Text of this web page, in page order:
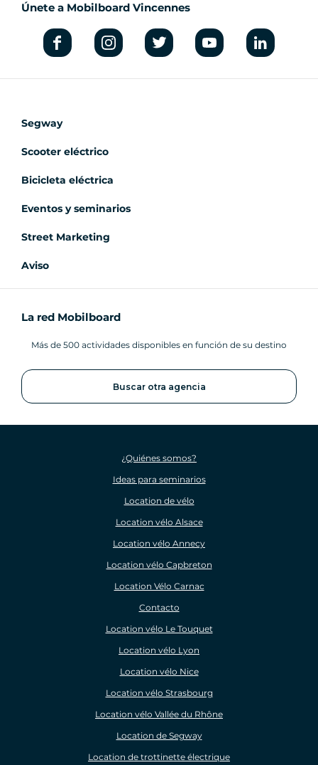
Únete a Mobilboard Vincennes
Segway
Scooter eléctrico
Bicicleta eléctrica
Eventos y seminarios
Street Marketing
Aviso
La red Mobilboard
Más de 500 actividades disponibles en función de su destino
Buscar otra agencia
¿Quiénes somos?
Ideas para seminarios
Location de vélo
Location vélo Alsace
Location vélo Annecy
Location vélo Capbreton
Location Vélo Carnac
Contacto
Location vélo Le Touquet
Location vélo Lyon
Location vélo Nice
Location vélo Strasbourg
Location vélo Vallée du Rhône
Location de Segway
Location de trottinette électrique